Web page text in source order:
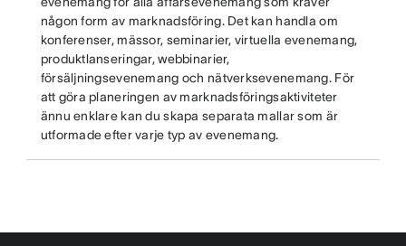
någon form av marknadsföring. Det kan handla om
konferenser, mässor, seminarier, virtuella evenemang,
produktlanseringar, webbinarier,
försäljningsevenemang och nätverksevenemang. För
att göra planeringen av marknadsföringsaktiviteter
ännu enklare kan du skapa separata mallar som är
utformade efter varje typ av evenemang.